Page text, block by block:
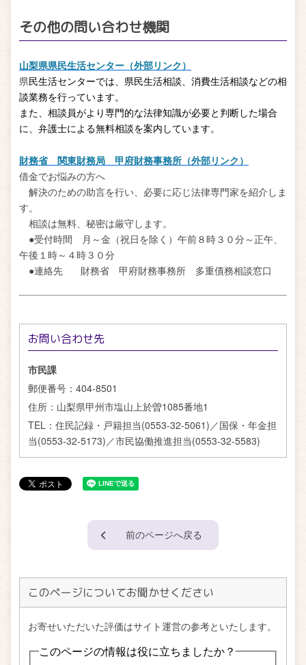
その他の問い合わせ機関
山梨県県民生活センター（外部リンク）
県民生活センターでは、県民生活相談、消費生活相談などの相
談業務を行っています。
また、相談員がより専門的な法律知識が必要と判断した場合
に、弁護士による無料相談を案内しています。
財務省 関東財務局 甲府財務事務所（外部リンク）
借金でお悩みの方へ
解決のための助言を行い、必要に応じ法律専門家を紹介しま
す。
相談は無料、秘密は厳守します。
●受付時間 月～金（祝日を除く）午前８時３０分～正午、
午後１時～４時３０分
●連絡先 財務省 甲府財務事務所 多重債務相談窓口
お問い合わせ先
市民課
郵便番号： 404-8501
住所： 山梨県甲州市塩山上於曽1085番地1
TEL： 住民記録・戸籍担当(0553-32-5061)／国保・年金担
当(0553-32-5173)／市民協働推進担当(0553-32-5583)
前のページへ戻る
このページについてお聞かせください